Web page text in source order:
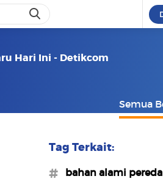
Hari Ini - Detikcom
Semua
Tag Terkait:
#bahan alami